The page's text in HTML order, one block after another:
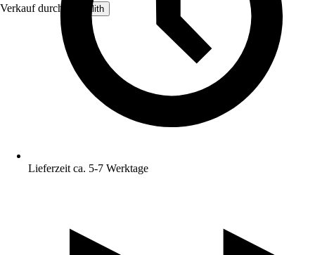
Verkauf durch: Terralith
Lieferzeit ca. 5-7 Werktage